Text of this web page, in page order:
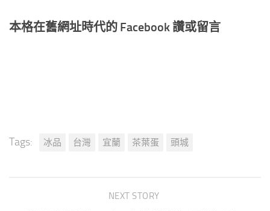
本格在舊網址時代的 Facebook 讚或留言
Tags: 冰品 台灣 宜蘭 茶葉蛋 頭城
NEXT STORY